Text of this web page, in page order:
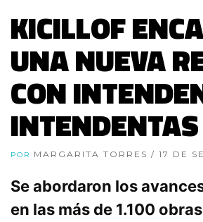
KICILLOF
UNA NUEVA
CON
INTENDENTAS
POR MARGARITA TORRES / 17 DE
Se abordaron los
en las más de 1.100